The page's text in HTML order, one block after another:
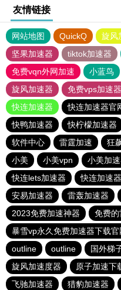
友情链接
网站地图 QuickQ 旋风
坚果加速器
tiktok加速器
免费vqn外网加速
小蓝鸟
旋风加速器
免费vps加速
快连加速器
快连加速器官
快鸭加速器
快柠檬加速器
软件中心
雷霆加速 狂
小美
小美vpn 小美加
快连lets加速器
快连加速
安易加速器
雷轰加速器
2023免费加速神器
免费的
暴雪vp永久免费加速器下载官
outline
outline 国外梯
旋风加速度器
原子加速下
飞驰加速器
猎豹加速器